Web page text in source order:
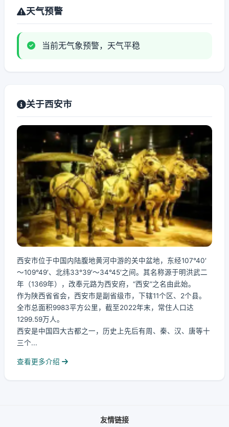
天气预警
当前无气象预警，天气平稳
关于西安市
西安市位于中国内陆腹地黄河中游的关中盆地，东经107°40′
～109°49′、北纬33°39′～34°45′之间。其名称源于明洪武二
年（1369年），改奉元路为西安府，“西安”之名由此始。
作为陕西省省会，西安市是副省级市，下辖11个区、2个县。
全市总面积9983平方公里，截至2022年末，常住人口达
1299.59万人。
西安是中国四大古都之一，历史上先后有周、秦、汉、唐等十
三个...
查看更多介绍
友情链接